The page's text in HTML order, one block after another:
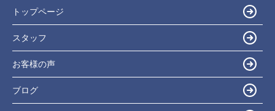
トップページ
スタッフ
お客様の声
ブログ